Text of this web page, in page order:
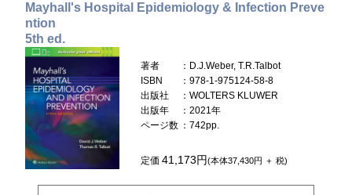
Mayhall's Hospital Epidemiology & Infection Preve
ntion
5th ed.
著者
：D.J.Weber, T.R.Talbot
ISBN
：978-1-975124-58-8
出版社
：WOLTERS KLUWER
出版年
：2021年
ページ数 ：742pp.
定価41,173円(本体37,430円 ＋ 税)